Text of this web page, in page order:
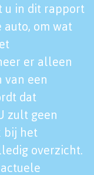
u in dit rapport
auto, om wat
er alleen
van een
dat
zult geen
bij het
overzicht.